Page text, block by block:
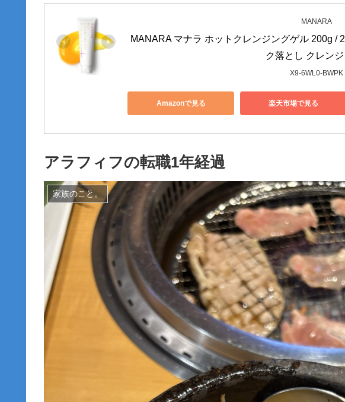
MANARA
MANARA マナラ ホットクレンジングゲル 200g /
ク落とし クレンジ
X9-6WL0-BWPK
Amazonで見る 楽天市場で見る
アラフィフの転職1年経過
家族のこと。